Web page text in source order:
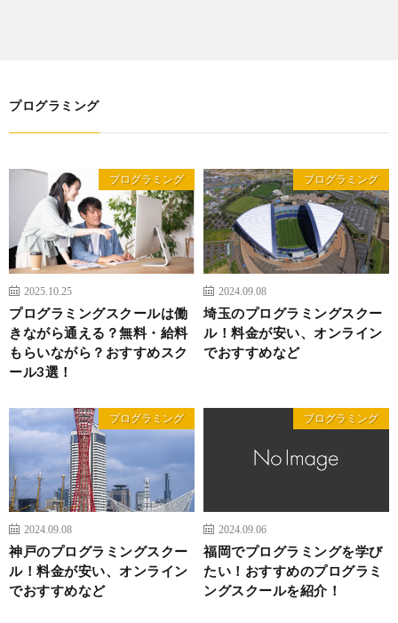
プログラミング
プログラミング
2025.10.25
プログラミングスクールは働
きながら通える？無料・給料
もらいながら？おすすめスク
ール3選！
プログラミング
2024.09.08
埼玉のプログラミングスクー
ル！料金が安い、オンライン
でおすすめなど
プログラミング
2024.09.08
神戸のプログラミングスクー
ル！料金が安い、オンライン
でおすすめなど
プログラミング
2024.09.06
福岡でプログラミングを学び
たい！おすすめのプログラミ
ングスクールを紹介！